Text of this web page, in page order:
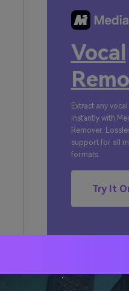
Vocal
Extract any
instantly with
Remover.
support for all
formats.
Try It